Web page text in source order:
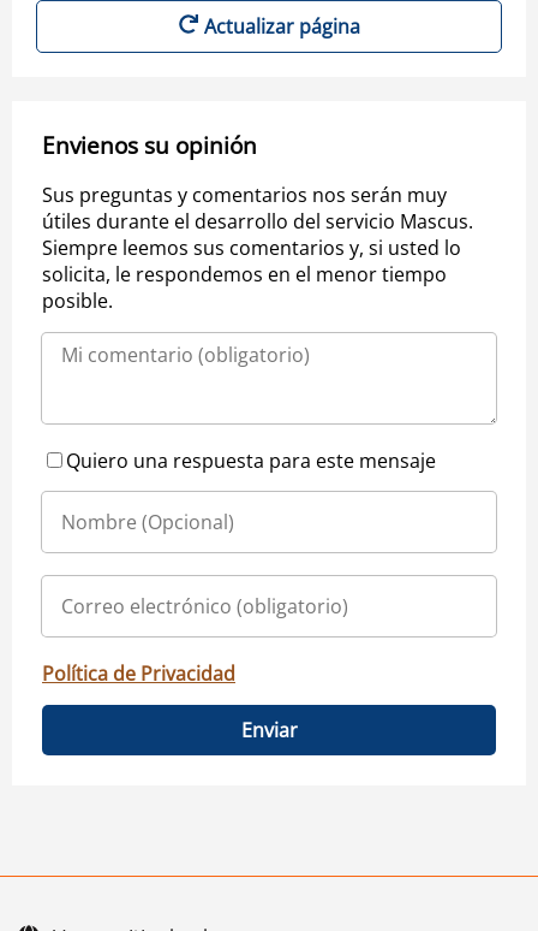
Actualizar página
Envienos su opinión
Sus preguntas y comentarios nos serán muy
útiles durante el desarrollo del servicio Mascus.
Siempre leemos sus comentarios y, si usted lo
solicita, le respondemos en el menor tiempo
posible.
Quiero una respuesta para este mensaje
Política de Privacidad
Enviar